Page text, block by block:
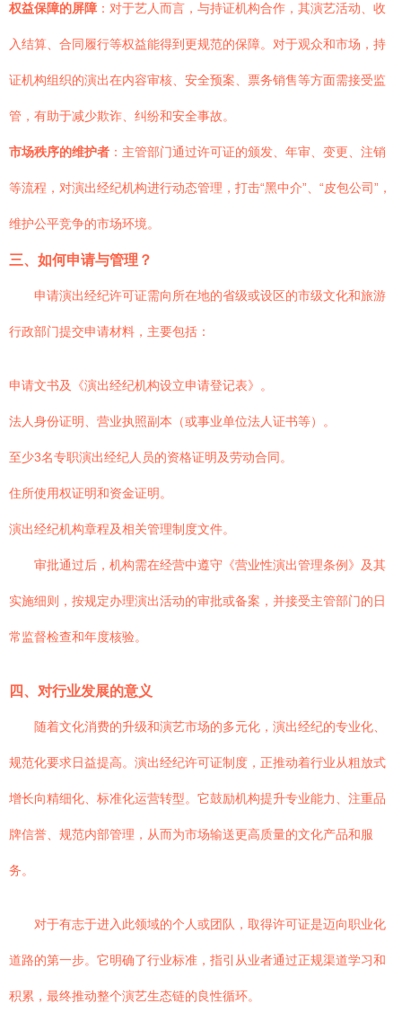
权益保障的屏障 ：对于艺人而言，与持证机构合作，其演艺活动、收
入结算、合同履行等权益能得到更规范的保障。对于观众和市场，持
证机构组织的演出在内容审核、安全预案、票务销售等方面需接受监
管，有助于减少欺诈、纠纷和安全事故。
市场秩序的维护者 ：主管部门通过许可证的颁发、年审、变更、注销
等流程，对演出经纪机构进行动态管理，打击“黑中介”、“皮包公司”，
维护公平竞争的市场环境。
三、如何申请与管理？
申请演出经纪许可证需向所在地的省级或设区的市级文化和旅游
行政部门提交申请材料，主要包括：
申请文书及《演出经纪机构设立申请登记表》。
法人身份证明、营业执照副本（或事业单位法人证书等）。
至少3名专职演出经纪人员的资格证明及劳动合同。
住所使用权证明和资金证明。
演出经纪机构章程及相关管理制度文件。
审批通过后，机构需在经营中遵守《营业性演出管理条例》及其
实施细则，按规定办理演出活动的审批或备案，并接受主管部门的日
常监督检查和年度核验。
四、对行业发展的意义
随着文化消费的升级和演艺市场的多元化，演出经纪的专业化、
规范化要求日益提高。演出经纪许可证制度，正推动着行业从粗放式
增长向精细化、标准化运营转型。它鼓励机构提升专业能力、注重品
牌信誉、规范内部管理，从而为市场输送更高质量的文化产品和服
务。
对于有志于进入此领域的个人或团队，取得许可证是迈向职业化
道路的第一步。它明确了行业标准，指引从业者通过正规渠道学习和
积累，最终推动整个演艺生态链的良性循环。